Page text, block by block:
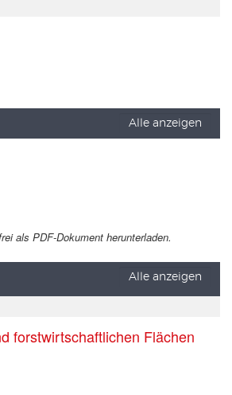
Alle anzeigen
als PDF-Dokument herunterladen.
Alle anzeigen
forstwirtschaftlichen Flächen